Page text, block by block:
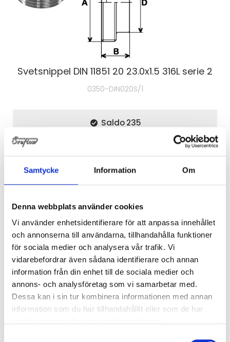
Samtycke Information Om
Denna webbplats använder cookies
Vi använder enhetsidentifierare för att anpassa innehållet
och annonserna till användarna, tillhandahålla funktioner
för sociala medier och analysera vår trafik. Vi
vidarebefordrar även sådana identifierare och annan
information från din enhet till de sociala medier och
annons- och analysföretag som vi samarbetar med.
Dessa kan i sin tur kombinera informationen med annan
information som du har tillhandahållit eller som de har
Svetsnippel DIN 11851 20 23.0x1.5 316L serie 2
0350-DIN020S/1
Saldo 235
Beskrivning
Svetsnippel DIN 11851 20 23.0x1.5 316L serie 2
A=44x1/6''
B=24.0
D=23.0